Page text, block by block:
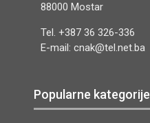
88000 Mostar
Tel. +387 36 326-336
E-mail: cnak@tel.net.ba
Popularne kategorije